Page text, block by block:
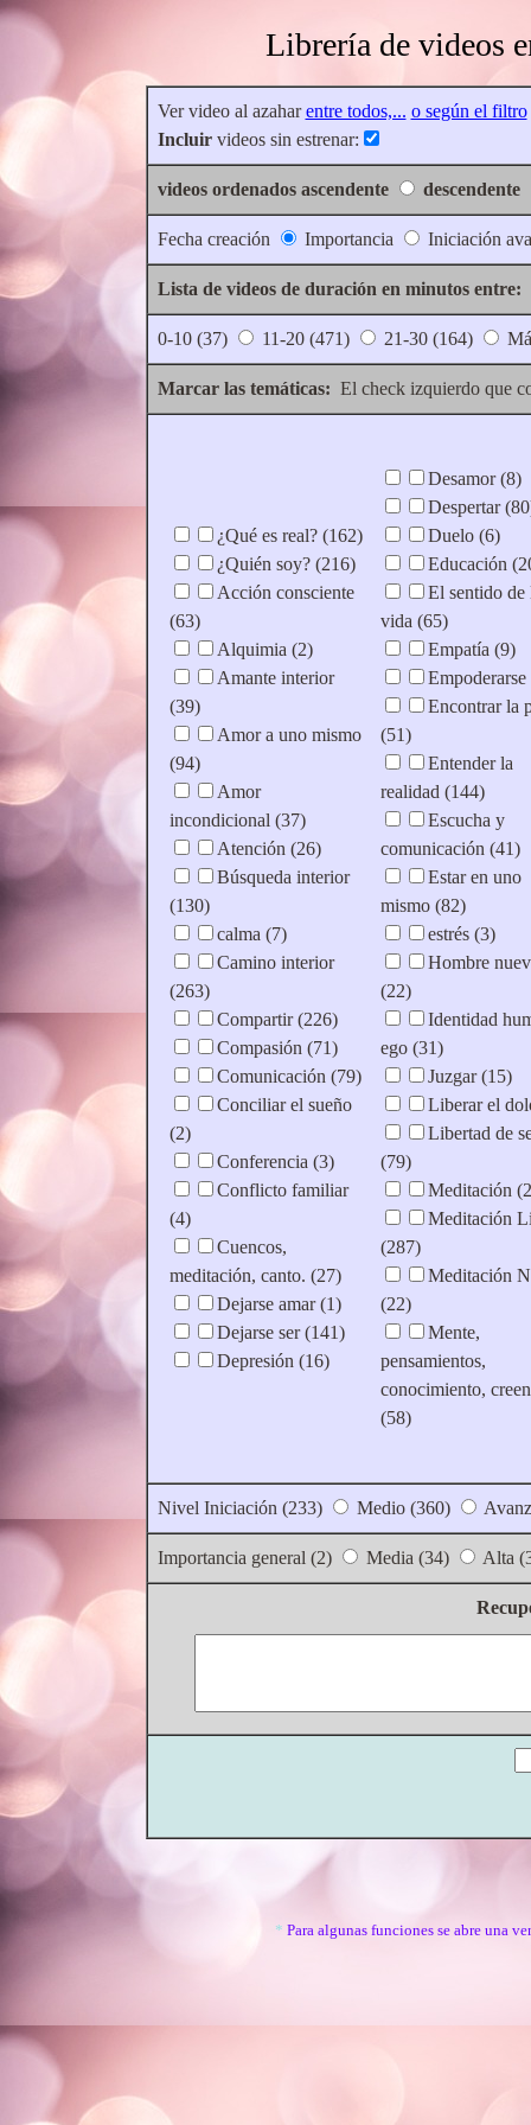
Librería de videos
Ver video al azaharentre todos,... o según el filtro
Incluirvideos sin estrenar:
videos ordenados ascendente descendente
Fecha creación Importancia Iniciación
Lista de videos de duración en minutos entre:
0-10 (37) 11-20 (471) 21-30 (164)
Marcar las temáticas: El check izquierdo que
¿Qué es real? (162)
¿Quién soy? (216)
Acción consciente
(63)
Alquimia (2)
Amante interior
(39)
Amor a uno mismo
(94)
Amor
incondicional (37)
Atención (26)
Búsqueda interior
(130)
calma (7)
Camino interior
(263)
Compartir (226)
Compasión (71)
Comunicación (79)
Conciliar el sueño
(2)
Conferencia (3)
Conflicto familiar
(4)
Cuencos,
meditación, canto. (27)
Dejarse amar (1)
Dejarse ser (141)
Depresión (16)
Desamor (8)
Despertar
Duelo (6)
Educación
El sentido de
vida (65)
Empatía (9)
Empoderarse
Encontrar la
(51)
Entender la
realidad (144)
Escucha y
comunicación (41)
Estar en uno
mismo (82)
estrés (3)
Hombre
(22)
Identidad
ego (31)
Juzgar (15)
Liberar el
Libertad de
(79)
Meditación
Meditación
(287)
Meditación
(22)
Mente,
pensamientos,
conocimiento,
(58)
Nivel Iniciación (233) Medio (360)
Importancia general (2) Media (34) Alta
* Para algunas funciones se abre una